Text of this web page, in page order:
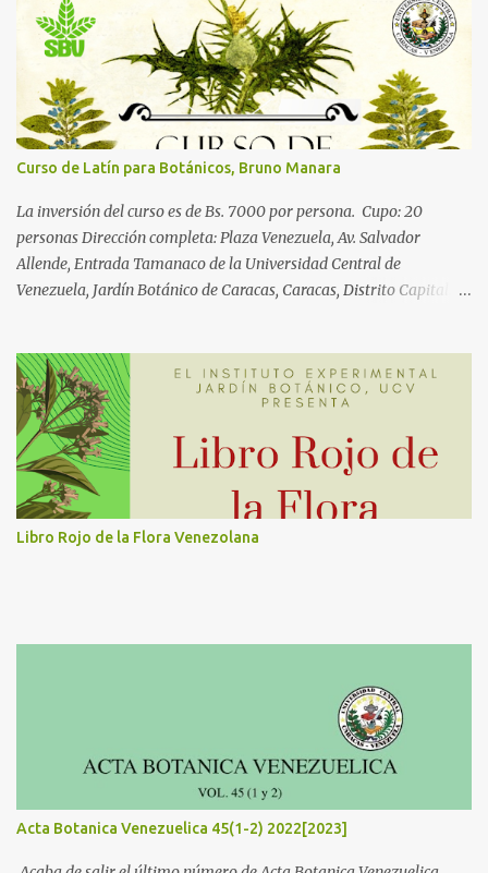
Curso de Latín para Botánicos, Bruno Manara
La inversión del curso es de Bs. 7000 por persona. Cupo: 20
personas Dirección completa: Plaza Venezuela, Av. Salvador
Allende, Entrada Tamanaco de la Universidad Central de
Venezuela, Jardín Botánico de Caracas, Caracas, Distrito Capital.
cupo en el curso primero deberá llenar sus datos en la planilla de
pre-inscripción que se encuentra en el URL:
http://tinyurl.com/cursos- iejb-ucv Inscripción: 1. A través de
Transferencia o Depósito Bancario a la Cuenta Corriente Nº 0134-
1099- 20-0001001986 en Banesco, a nombre de “Universidad
Central de Venezuela” RIF: G-20000062- 7 o en Efectivo en la Caja
del Instituto. 2. Presentar el comprobante o voucher
personalmente o enviarlo por correo electrónico a las direcciones:
Libro Rojo de la Flora Venezolana
Acta Botanica Venezuelica 45(1-2) 2022[2023]